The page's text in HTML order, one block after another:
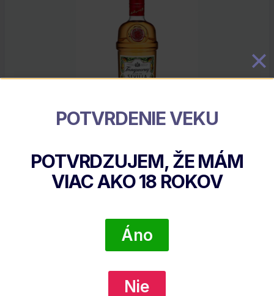
24.50
POTVRDENIE VEKU
POTVRDZUJEM, ŽE MÁM
VIAC AKO18 ROKOV
Áno
Nie